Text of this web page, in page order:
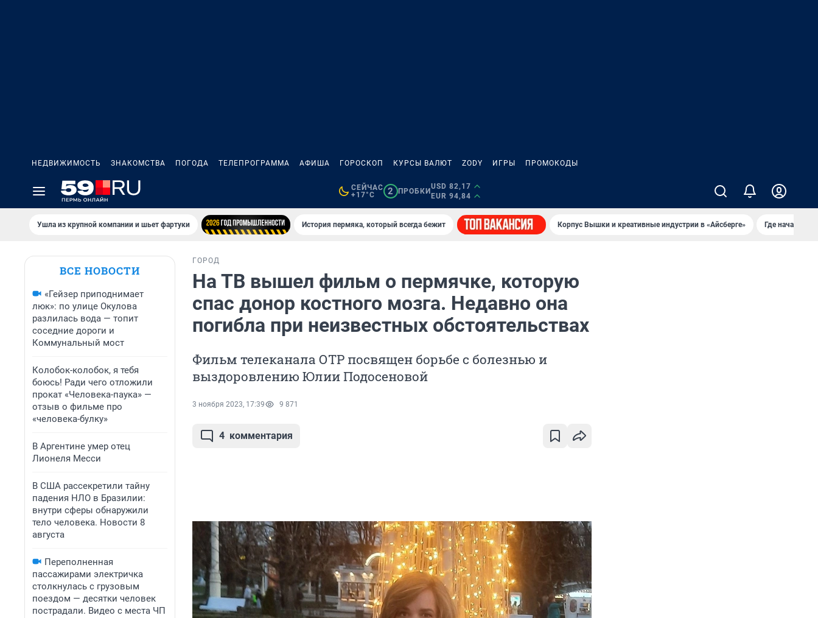
НЕДВИЖИМОСТЬ ЗНАКОМСТВА ПОГОДА ТЕЛЕПРОГРАММА АФИША ГОРОСКОП КУРСЫ ВАЛЮТ ZODY ИГРЫ ПРОМОКОДЫ
СЕЙЧАС
+17°C
2 ПРОБКИ
USD 82,17
EUR 94,84
Ушла из крупной компании и шьет фартуки История пермяка, который всегда бежит Корпус Вышки и креативные индустрии в «Айсберге» Где начать
ВСЕ НОВОСТИ
«Гейзер приподнимает
люк»: по улице Окулова
разлилась вода — топит
соседние дороги и
Коммунальный мост
Колобок-колобок, я тебя
боюсь! Ради чего отложили
прокат «Человека-паука» —
отзыв о фильме про
«человека-булку»
В Аргентине умер отец
Лионеля Месси
В США рассекретили тайну
падения НЛО в Бразилии:
внутри сферы обнаружили
тело человека. Новости 8
августа
Переполненная
пассажирами электричка
столкнулась с грузовым
поездом — десятки человек
пострадали. Видео с места ЧП
ГОРОД
На ТВ вышел фильм о пермячке, которую
спас донор костного мозга. Недавно она
погибла при неизвестных обстоятельствах
Фильм телеканала ОТР посвящен борьбе с болезнью и
выздоровлению Юлии Подосеновой
3 ноября 2023, 17:39 9 871
4 комментария